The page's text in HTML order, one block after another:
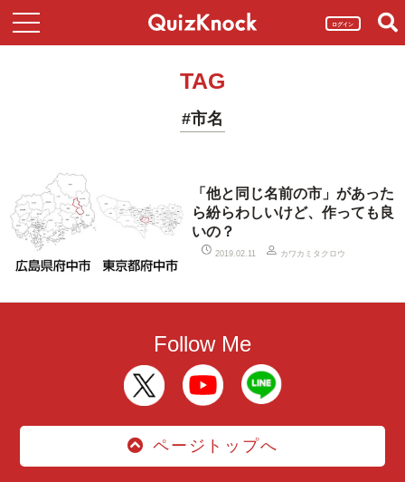
ログイン
TAG
#市名
「他と同じ名前の市」があった
ら紛らわしいけど、作っても良
いの？
2019.02.11 カワカミタクロウ
Follow Me
ページトップへ